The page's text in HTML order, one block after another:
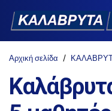
Αρχική σελίδα